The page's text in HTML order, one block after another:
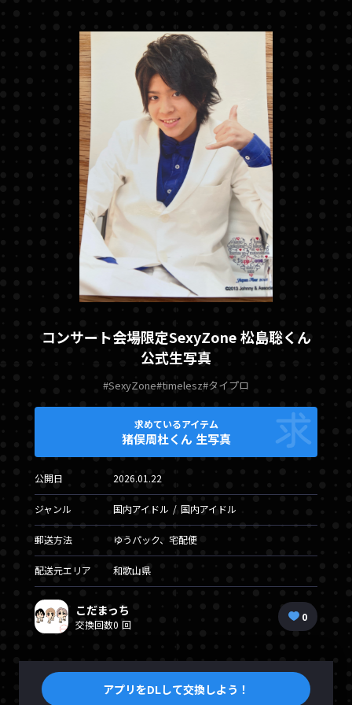
コンサート会場限定SexyZone 松島聡くん
公式生写真
#SexyZone#timelesz#タイプロ
求めているアイテム
猪俣周杜くん 生写真
公開日 2026.01.22
ジャンル 国内アイドル 国内アイドル
郵送方法 ゆうパック、宅配便
配送元エリア 和歌山県
こだまっち
交換回数0 回
0
アプリをDLして交換しよう！